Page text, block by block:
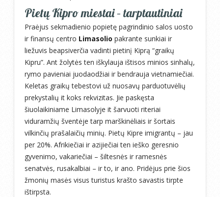
Pietų Kipro miestai – tarptautiniai
Praėjus sekmadienio popietę pagrindinio salos uosto
ir finansų centro Limasolio pakrante sunkiai ir
liežuvis beapsiverčia vadinti pietinį Kiprą “graikų
Kipru”. Ant žolytės ten iškylauja ištisos minios sinhalų,
rymo pavieniai juodaodžiai ir bendrauja vietnamiečiai.
Keletas graikų tebestovi už nuosavų parduotuvėlių
prekystalių it koks rekvizitas. Jie paskęsta
šiuolaikiniame Limasolyje it šarvuoti riteriai
viduramžių šventėje tarp marškinėliais ir šortais
vilkinčių prašalaičių minių. Pietų Kipre imigrantų – jau
per 20%. Afrikiečiai ir azijiečiai ten ieško geresnio
gyvenimo, vakariečiai – šiltesnės ir ramesnės
senatvės, rusakalbiai – ir to, ir ano. Pridėjus prie šios
žmonių masės visus turistus krašto savastis tirpte
ištirpsta.